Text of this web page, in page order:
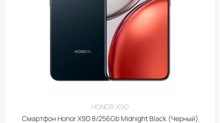
HONOR X9D
Смартфон Honor X9D 8/256Gb Midnight Black (Черный)